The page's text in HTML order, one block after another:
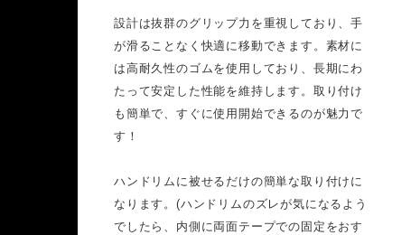
設計は抜群のグリップ力を重視しており、手
が滑ることなく快適に移動できます。素材に
は高耐久性のゴムを使用しており、長期にわ
たって安定した性能を維持します。取り付け
も簡単で、すぐに使用開始できるのが魅力で
す！
ハンドリムに被せるだけの簡単な取り付けに
なります。(ハンドリムのズレが気になるよう
でしたら、内側に両面テープでの固定をおす